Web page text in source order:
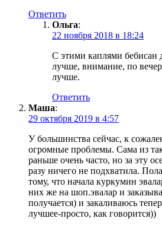
Ответить
Ольга:
22 ноября 2018 в 18:24
С этими каплями бебисан
лучше, внимание, по
лучше.
Ответить
Маша:
29 октября 2019 в 4:57
У большинства сейчас, к
огромные проблемы. Сама из
раньше очень часто, но за эту
разу ничего не подхватила.
тому, что начала куркумин
них же на шоп.эвалар и
получается) и закаливаюсь
лучшее-просто, как говорится))